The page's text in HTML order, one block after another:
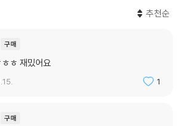
니를 이끌어가는 원천은 소설에 등장하는 다양한
계라고는 전혀 모르는 바른 생활 사나이로 살다
그 분야에 뛰어난 전문가가 되는 판탈레온 판토
녀촌 포주에서 ‘신분 상승’하여 수국초특의 핵심
추천순
구매
ㅎ 재밌어요
1
구매